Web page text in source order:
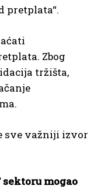
pretplata“.
Zbog
tržišta,
sve važniji izvor
sektoru mogao